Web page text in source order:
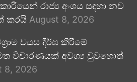
රාජ්‍ය අංශය සඳහා නව
කරයි August 8, 2026
වයස දීර්ඝ කිරීමේ
විචාරණයක් අවශ්‍ය වුවහොත්
8, 2026